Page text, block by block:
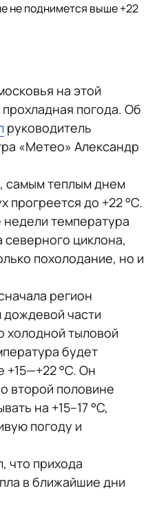
не поднимется выше +22
на этой
погода. Об
руководитель
«Метео» Александр
самым теплым днем
прогреется до +22 °C.
температура
северного циклона,
похолодание, но и
регион
части
холодной тыловой
будет
+15—+22 °C. Он
второй половине
на +15–17 °C,
погоду и
что прихода
в ближайшие дни